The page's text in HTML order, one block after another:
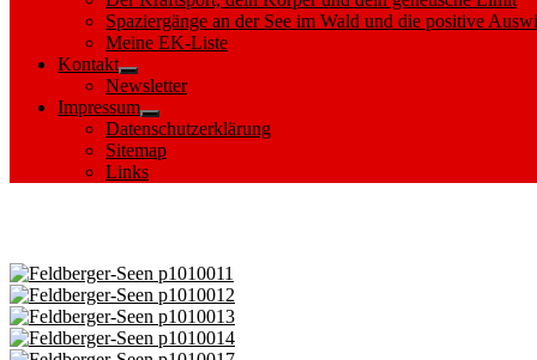
Spaziergänge an der See im Wald und die positive
Meine EK-Liste
Kontakt
Show
sub
menu
Newsletter
Impressum
Show
sub
menu
Datenschutzerklärung
Sitemap
Links